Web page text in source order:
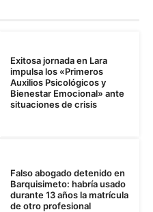
Exitosa jornada en Lara
impulsa los «Primeros
Auxilios Psicológicos y
Bienestar Emocional» ante
situaciones de crisis
Falso abogado detenido en
Barquisimeto: habría usado
durante 13 años la matrícula
de otro profesional